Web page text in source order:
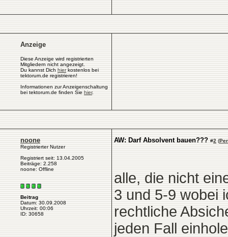
Anzeige
Diese Anzeige wird registrierten
Mitgliedern nicht angezeigt.
Du kannst Dich hierkostenlos bei
tektorum.de registrieren!
Informationen zur Anzeigenschaltung
bei tektorum.de finden Sie hier.
noone
Registrierter Nutzer
Registriert seit: 13.04.2005
Beiträge: 2.258
noone: Offline
Beitrag
Datum: 30.09.2008
Uhrzeit: 00:06
ID: 30658
AW: Darf Absolvent bauen??? #2 (
alle, die nicht
3 und 5-9 wobei
rechtliche
jeden Fall